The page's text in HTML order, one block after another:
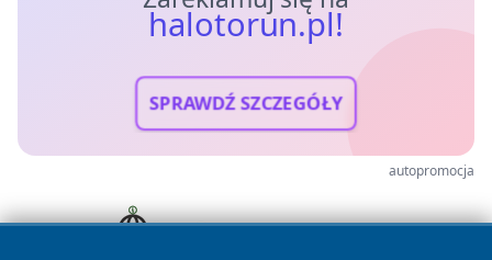
halotorun.pl!
SPRAWDŹ SZCZEGÓŁY
autopromocja